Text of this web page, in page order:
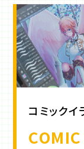
コミックイ